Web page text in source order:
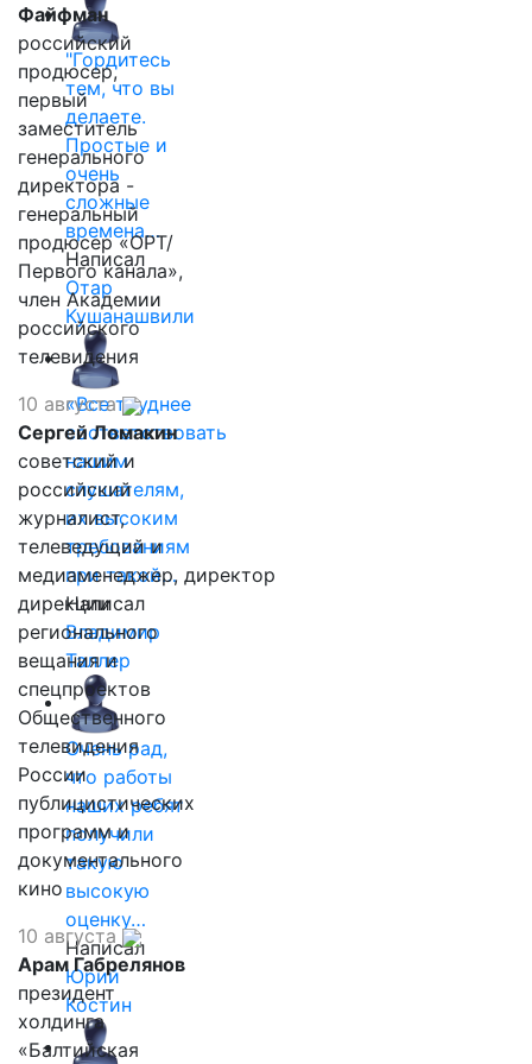
"Гордитесь
тем, что вы
делаете.
Простые и
очень
сложные
времена…
Написал
Отар
Кушанашвили
«Все труднее
соответствовать
нашим
слушателям,
их высоким
требованиям
при такой…
Написал
Владимир
Таллер
Очень рад,
что работы
наших ребят
получили
такую
высокую
оценку…
Написал
Юрий
Костин
Файфман
российский
продюсер,
первый
заместитель
генерального
директора -
генеральный
продюсер «ОРТ/
Первого канала»,
член Академии
российского
телевидения
10 августа
Сергей Ломакин
советский и
российский
журналист,
телеведущий и
медиаменеджер, директор
дирекции
регионального
вещания и
спецпроектов
Общественного
телевидения
России
публицистических
программ и
документального
кино
10 августа
Арам Габрелянов
президент
холдинга
«Балтийская